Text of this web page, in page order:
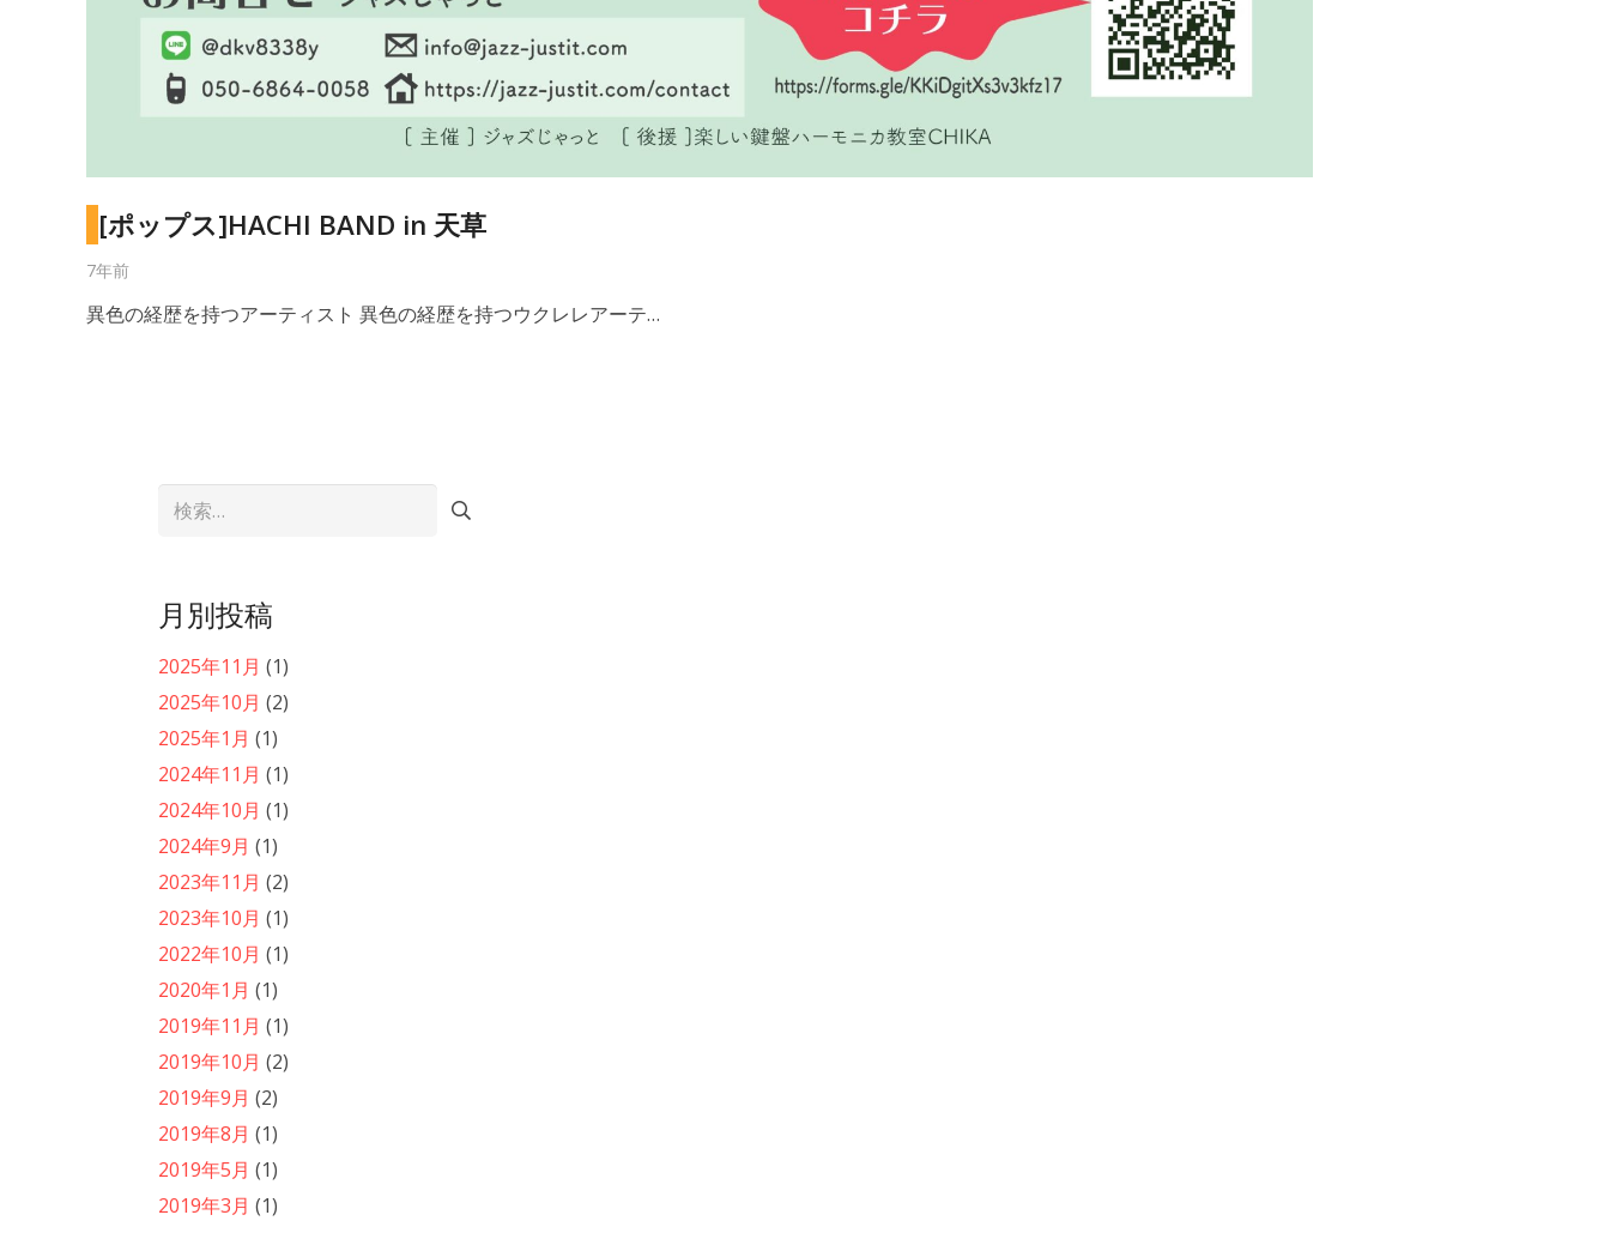
[ポップス]HACHI BAND in 天草
7年前
異色の経歴を持つアーティスト 異色の経歴を持つウクレレアーテ…
検
月別投稿
2025年11月 (1)
2025年10月 (2)
2025年1月 (1)
2024年11月 (1)
2024年10月 (1)
2024年9月 (1)
2023年11月 (2)
2023年10月 (1)
2022年10月 (1)
2020年1月 (1)
2019年11月 (1)
2019年10月 (2)
2019年9月 (2)
2019年8月 (1)
2019年5月 (1)
2019年3月 (1)